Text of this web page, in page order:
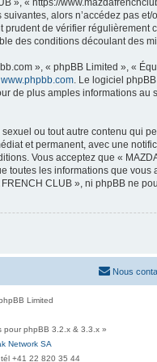
», « https://
alors n’accédez pas
de vérifier régulièrement
des conditions découlant des
», « phpBB Limited », «
www.phpbb.com. Le logiciel
de plus amples informations au
ou tout autre contenu qui
et permanent, avec une
Vous acceptez que «
les informations que
CLUB », ni phpBB ne
Nous
Limited
pour phpBB 3.2.x & 3.3.x »
Network SA
+41 22 820 35 44